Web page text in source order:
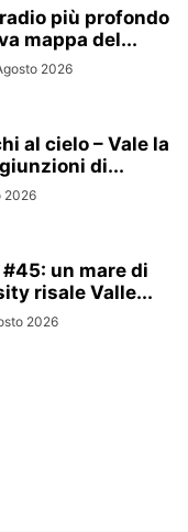
più profondo
mappa del...
2026
al cielo – Vale la
di...
2026
un mare di
risale Valle...
2026